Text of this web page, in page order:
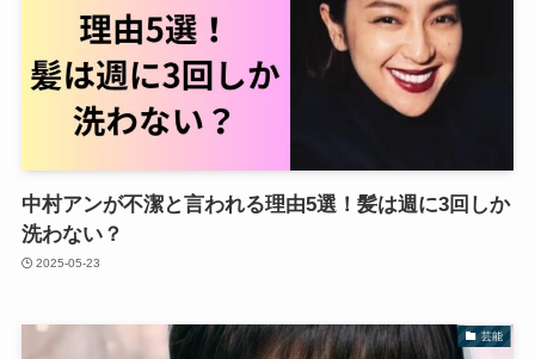
中村アンが不潔と言われる理由5選！髪は週に3回しか
洗わない？
2025-05-23
芸能